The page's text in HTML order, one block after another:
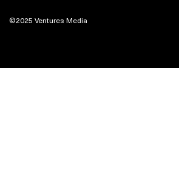
©2025 Ventures Media